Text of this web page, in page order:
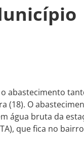
abastecimento
(18). O
água bruta da
que fica no